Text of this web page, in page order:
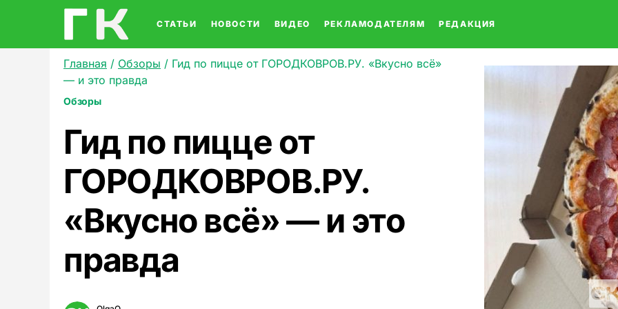
СТАТЬИ НОВОСТИ ВИДЕО РЕКЛАМОДАТЕЛЯМ РЕДАКЦИЯ
Главная / Обзоры / Гид по пицце от ГОРОДКОВРОВ.РУ. «Вкусно всё»
— и это правда
Обзоры
Гид по пицце от
ГОРОДКОВРОВ.РУ.
«Вкусно всё» — и это
правда